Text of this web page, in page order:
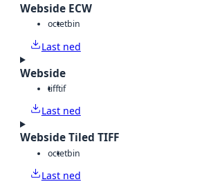
Webside ECW
octetbin
Last ned
Webside
tifftif
Last ned
Webside Tiled TIFF
octetbin
Last ned